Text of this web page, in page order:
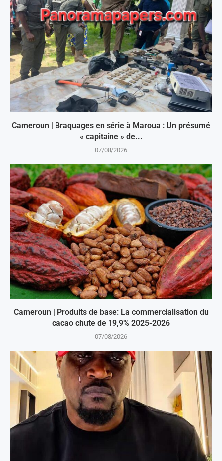
Cameroun | Braquages en série à Maroua : Un présumé
« capitaine » de...
07/08/2026
Cameroun | Produits de base: La commercialisation du
cacao chute de 19,9% 2025-2026
07/08/2026